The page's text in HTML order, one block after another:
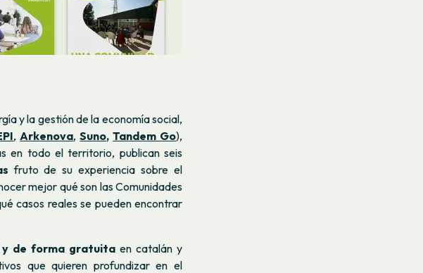
y la gestión de la economía social,
,Arkenova,Suno, Tandem Go),
en todo el territorio, publican seis
fruto de su experiencia sobre el
mejor qué son las Comunidades
casos reales se pueden encontrar
de forma gratuita en catalán y
que quieren profundizar en el